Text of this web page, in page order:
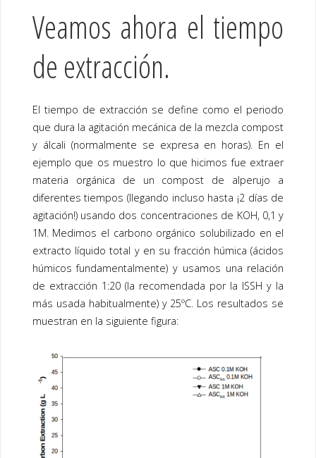
Veamos ahora el tiempo
de extracción.
El tiempo de extracción se define como el periodo
que dura la agitación mecánica de la mezcla compost
y álcali (normalmente se expresa en horas). En el
ejemplo que os muestro lo que hicimos fue extraer
materia orgánica de un compost de alperujo a
diferentes tiempos (llegando incluso hasta ¡2 días de
agitación!) usando dos concentraciones de KOH, 0,1 y
1M. Medimos el carbono orgánico solubilizado en el
extracto líquido total y en su fracción húmica (ácidos
húmicos fundamentalmente) y usamos una relación
de extracción 1:20 (la recomendada por la ISSH y la
más usada habitualmente) y 25ºC. Los resultados se
muestran en la siguiente figura: